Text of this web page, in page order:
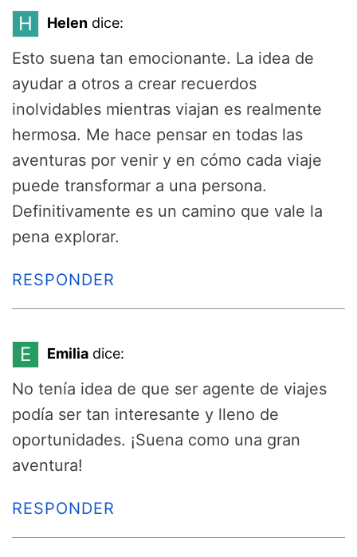
H Helen dice:
Esto suena tan emocionante. La idea de
ayudar a otros a crear recuerdos
inolvidables mientras viajan es realmente
hermosa. Me hace pensar en todas las
aventuras por venir y en cómo cada viaje
puede transformar a una persona.
Definitivamente es un camino que vale la
pena explorar.
RESPONDER
E Emilia dice:
No tenía idea de que ser agente de viajes
podía ser tan interesante y lleno de
oportunidades. ¡Suena como una gran
aventura!
RESPONDER